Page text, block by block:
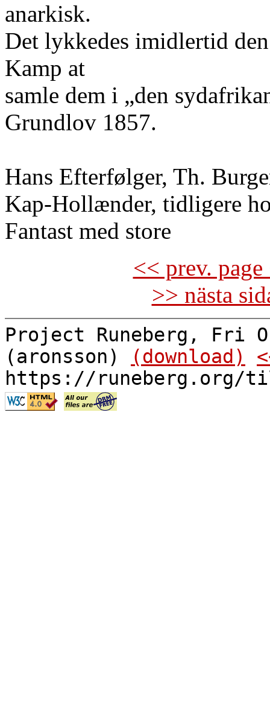
anarkisk.
Det lykkedes imidlertid
Kamp at
samle dem i „den
Grundlov 1857.
Hans Efterfølger, Th.
Kap-Hollænder, tidligere
Fantast med store
<< prev.
>> nästa
Project Runeberg, Fri
(aronsson)
(download)
https://runeberg.org/